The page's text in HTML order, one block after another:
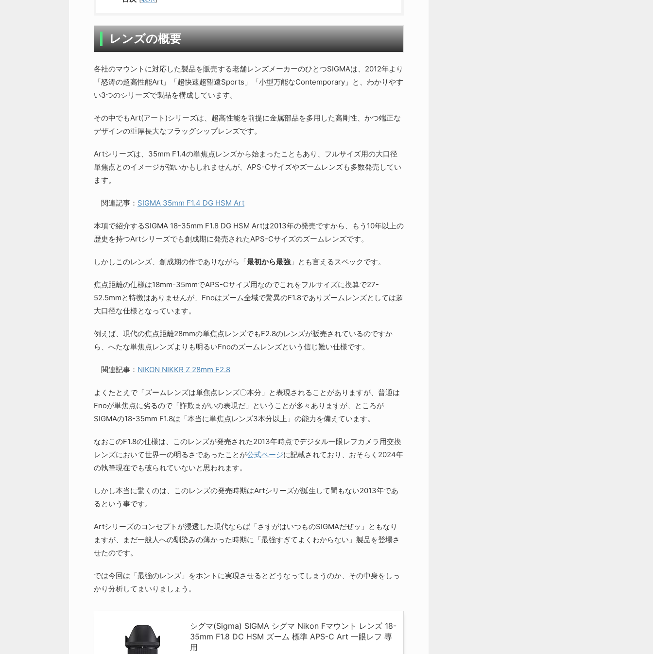
レンズの概要
各社のマウントに対応した製品を販売する老舗レンズメーカーのひとつSIGMAは、2012年より
「怒涛の超高性能Art」「超快速超望遠Sports」「小型万能なContemporary」と、わかりやす
い3つのシリーズで製品を構成しています。
その中でもArt(アート)シリーズは、超高性能を前提に金属部品を多用した高剛性、かつ端正な
デザインの重厚長大なフラッグシップレンズです。
Artシリーズは、35mm F1.4の単焦点レンズから始まったこともあり、フルサイズ用の大口径
単焦点とのイメージが強いかもしれませんが、APS-Cサイズやズームレンズも多数発売してい
ます。
関連記事： SIGMA 35mm F1.4 DG HSM Art
本項で紹介するSIGMA 18-35mm F1.8 DG HSM Artは2013年の発売ですから、もう10年以上の
歴史を持つArtシリーズでも創成期に発売されたAPS-Cサイズのズームレンズです。
しかしこのレンズ、創成期の作でありながら「最初から最強 」とも言えるスペックです。
焦点距離の仕様は18mm-35mmでAPS-Cサイズ用なのでこれをフルサイズに換算で27-
52.5mmと特徴はありませんが、Fnoはズーム全域で驚異のF1.8でありズームレンズとしては超
大口径な仕様となっています。
例えば、現代の焦点距離28mmの単焦点レンズでもF2.8のレンズが販売されているのですか
ら、へたな単焦点レンズよりも明るいFnoのズームレンズという信じ難い仕様です。
関連記事： NIKON NIKKR Z 28mm F2.8
よくたとえで「ズームレンズは単焦点レンズ〇本分」と表現されることがありますが、普通は
Fnoが単焦点に劣るので「詐欺まがいの表現だ」ということが多々ありますが、ところが
SIGMAの18-35mm F1.8は「本当に単焦点レンズ3本分以上」の能力を備えています。
なおこのF1.8の仕様は、このレンズが発売された2013年時点でデジタル一眼レフカメラ用交換
レンズにおいて世界一の明るさであったことが公式ページに記載されており、おそらく2024年
の執筆現在でも破られていないと思われます。
しかし本当に驚くのは、このレンズの発売時期はArtシリーズが誕生して間もない2013年であ
るという事です。
Artシリーズのコンセプトが浸透した現代ならば「さすがはいつものSIGMAだぜッ」ともなり
ますが、まだ一般人への馴染みの薄かった時期に「最強すぎてよくわからない」製品を登場さ
せたのです。
では今回は「最強のレンズ」をホントに実現させるとどうなってしまうのか、その中身をしっ
かり分析してまいりましょう。
シグマ(Sigma) SIGMA シグマ Nikon Fマウント レンズ 18-
35mm F1.8 DC HSM ズーム 標準 APS-C Art 一眼レフ 専
用